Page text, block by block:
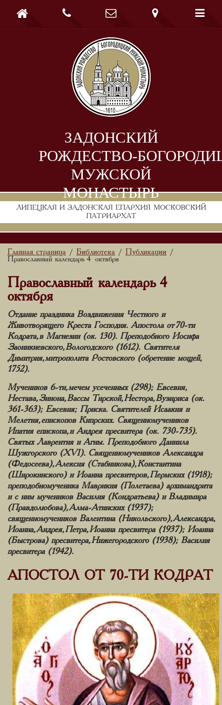
ЗАДОНСКИЙ
РОЖДЕСТВО-
МУЖСКОЙ
МОНАСТЫРЬ
ЛИПЕЦКАЯ И ЗАДОНСКАЯ ЕПАРХИЯ МОСКОВСКИЙ
ПАТРИАРХАТ
    
Главная страница / Библиотека / Публикации /
Православный календарь 4 октября
Православный календарь 4
октября
Отдание праздника Воздвижения Честного и
Животворящего Креста Господня. Апостола от 70-ти
Кодрата, в Магнезии (ок. 130). Преподобного Иосифа
Заоникиевского, Вологодского (1612). Святителя
Димитрия, митрополита Ростовского (обретение мощей,
1752).
Мучеников 6-ти, мечем усеченных (298); Евсевия,
Нестава, Зинона, Вассы Тирской, Нестора, Вузириса (ок.
361-363); Евсевия; Приска. Святителей Исаакия и
Мелетия, епископов Кипрских. Священномучеников
Ипатия епископа, и Андрея пресвитера (ок. 730-735).
Святых Лаврентия и Агны. Преподобного Даниила
Шужгорского (XVI). Священномучеников Александра
(Федосеева), Алексия (Стабникова), Константина
(Широкинского) и Иоанна пресвитеров, Пермских (1918);
преподобномученика Маврикия (Полетаева) архимандрита
и с ним мучеников Василия (Кондратьева) и Владимира
(Правдолюбова), Алма-Атинских (1937);
священномучеников Валентина (Никольского), Александра,
Иоанна, Андрея, Петра, Иоанна пресвитера (1937); Иоанна
(Быстрова) пресвитера, Нижегородского (1938); Василия
пресвитера (1942).
АПОСТОЛ ОТ 70-ТИ КОДРАТ